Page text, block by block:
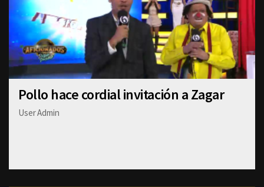
Pollo hace cordial invitación a Zagar
User Admin